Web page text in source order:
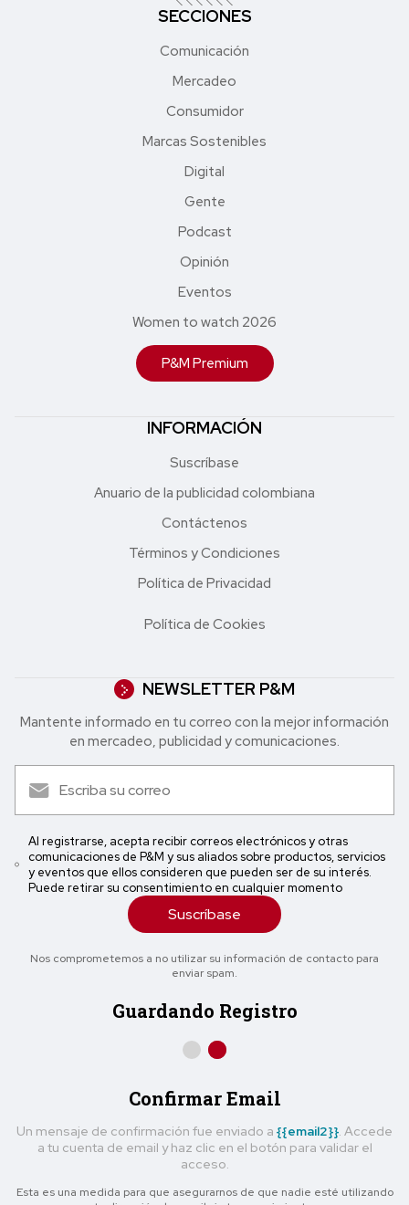
SECCIONES
Comunicación
Mercadeo
Consumidor
Marcas Sostenibles
Digital
Gente
Podcast
Opinión
Eventos
Women to watch 2026
P&M Premium
INFORMACIÓN
Suscríbase
Anuario de la publicidad colombiana
Contáctenos
Términos y Condiciones
Política de Privacidad
Política de Cookies
NEWSLETTER P&M
Mantente informado en tu correo con la mejor in formación
en mercadeo, publicidad y comunicaciones.
Al registrarse, acepta recibir correos electrónicos y otras
comunicaciones de P&M y sus aliados sobre productos, servicios
y eventos que ellos consideren que pueden ser de su interés.
Puede retirar su consentimiento en cualquier momento
Suscríbase
Nos comprometemos a no utilizar su información de contacto para
enviar spam.
Guardando Registro
Confirmar Email
Un mensaje de confirmación fue enviado a {{email2}} . Accede
a tu cuenta de email y haz clic en el botón para validar el
acceso.
Esta es una medida para que asegurarnos de que nadie esté utilizando